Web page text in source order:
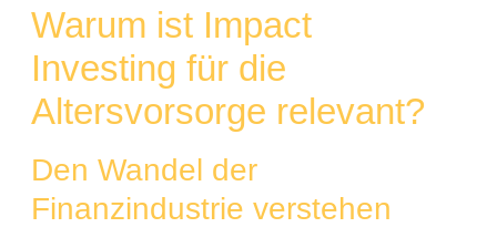
Warum ist Impact
Investing für die
Altersvorsorge relevant?
Den Wandel der
Finanzindustrie verstehen